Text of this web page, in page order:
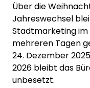
Über die
Jahreswechsel
Stadtmarketing
mehreren Tagen
24. Dezember
2026 bleibt das
unbesetzt.